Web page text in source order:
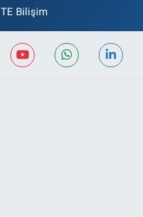
TE Bilişim